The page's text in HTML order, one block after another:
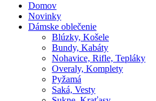
Domov
Novinky
Dámske oblečenie
Blúzky, Košele
Bundy, Kabáty
Nohavice, Rifle, Tepláky
Overaly, Komplety
Pyžamá
Saká, Vesty